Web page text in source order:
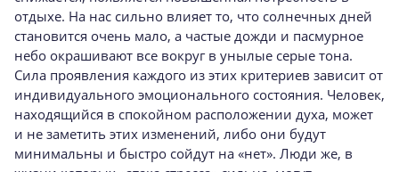
отдыхе. На нас сильно влияет то, что солнечных дней
становится очень мало, а частые дожди и пасмурное
небо окрашивают все вокруг в унылые серые тона.
Сила проявления каждого из этих критериев зависит от
индивидуального эмоционального состояния. Человек,
находящийся в спокойном расположении духа, может
и не заметить этих изменений, либо они будут
минимальны и быстро сойдут на «нет». Люди же, в